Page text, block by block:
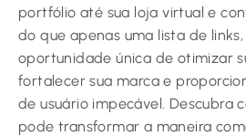
portfólio até sua loja virtual e
do que apenas uma lista de
oportunidade única de otimizar
fortalecer sua marca e
de usuário impecável. Descubra
pode transformar a maneira